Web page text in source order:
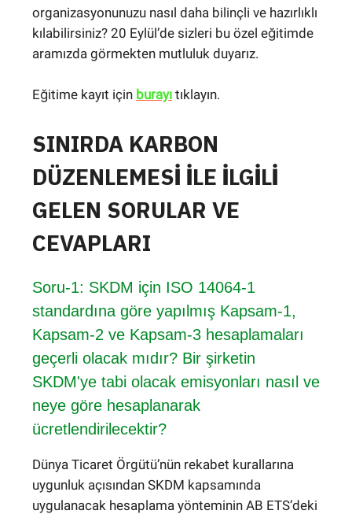
organizasyonunuzu nasıl daha bilinçli ve hazırlıklı
kılabilirsiniz? 20 Eylül’de sizleri bu özel eğitimde
aramızda görmekten mutluluk duyarız.
Eğitime kayıt için burayı tıklayın.
SINIRDA KARBON
DÜZENLEMESİ İLE İLGİLİ
GELEN SORULAR VE
CEVAPLARI
Soru-1: SKDM için ISO 14064-1
standardına göre yapılmış Kapsam-1,
Kapsam-2 ve Kapsam-3 hesaplamaları
geçerli olacak mıdır? Bir şirketin
SKDM'ye tabi olacak emisyonları nasıl ve
neye göre hesaplanarak
ücretlendirilecektir?
Dünya Ticaret Örgütü’nün rekabet kurallarına
uygunluk açısından SKDM kapsamında
uygulanacak hesaplama yönteminin AB ETS’deki